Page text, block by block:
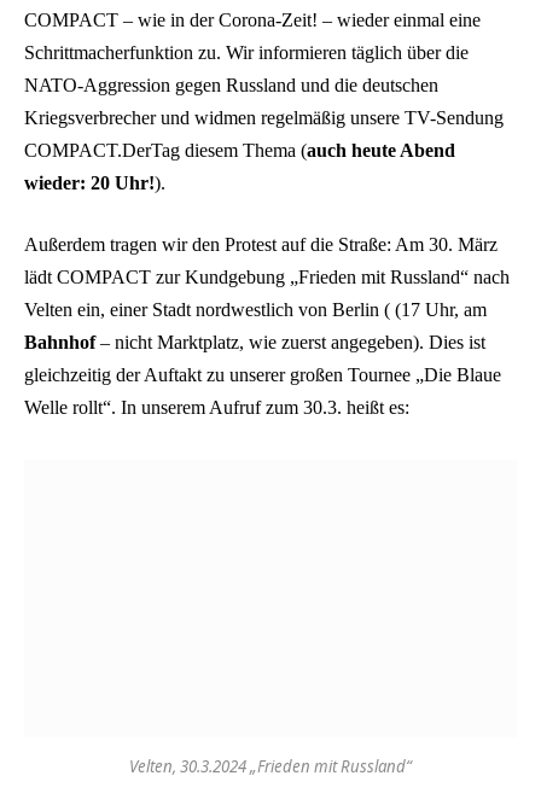
COMPACT – wie in der Corona-Zeit! – wieder einmal eine
Schrittmacherfunktion zu. Wir informieren täglich über die
NATO-Aggression gegen Russland und die deutschen
Kriegsverbrecher und widmen regelmäßig unsere TV-Sendung
COMPACT.DerTag diesem Thema (auch heute Abend
wieder: 20 Uhr!).
Außerdem tragen wir den Protest auf die Straße: Am 30. März
lädt COMPACT zur Kundgebung „Frieden mit Russland“ nach
Velten ein, einer Stadt nordwestlich von Berlin ( (17 Uhr, am
Bahnhof– nicht Marktplatz, wie zuerst angegeben). Dies ist
gleichzeitig der Auftakt zu unserer großen Tournee „Die Blaue
Welle rollt“. In unserem Aufruf zum 30.3. heißt es:
Velten, 30.3.2024 „Frieden mit Russland“